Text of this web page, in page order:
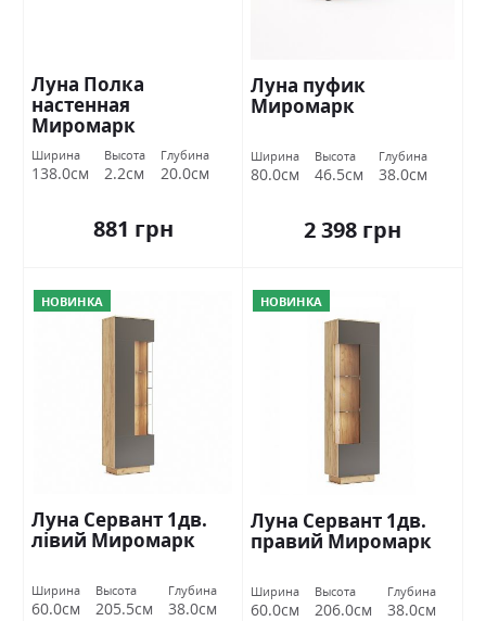
Луна Полка
настенная
Миромарк
Ширина
138.0см
Высота
2.2см
Глубина
20.0см
881 грн
Луна пуфик
Миромарк
Ширина
80.0см
Высота
46.5см
Глубина
38.0см
2 398 грн
НОВИНКА
Луна Сервант 1дв.
лівий Миромарк
Ширина
60.0см
Высота
205.5см
Глубина
38.0см
НОВИНКА
Луна Сервант 1дв.
правий Миромарк
Ширина
60.0см
Высота
206.0см
Глубина
38.0см